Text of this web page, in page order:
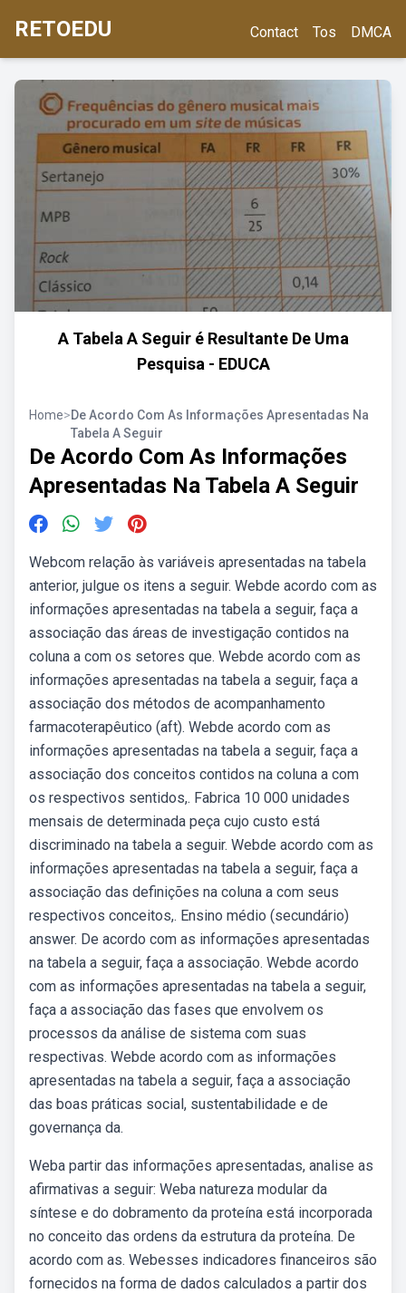
RETOEDU Contact Tos DMCA
A Tabela A Seguir é Resultante De Uma
Pesquisa - EDUCA
Home>De Acordo Com As Informações Apresentadas Na
Tabela A Seguir
De Acordo Com As Informações
Apresentadas Na Tabela A Seguir
Webcom relação às variáveis apresentadas na tabela
anterior, julgue os itens a seguir. Webde acordo com as
informações apresentadas na tabela a seguir, faça a
associação das áreas de investigação contidos na
coluna a com os setores que. Webde acordo com as
informações apresentadas na tabela a seguir, faça a
associação dos métodos de acompanhamento
farmacoterapêutico (aft). Webde acordo com as
informações apresentadas na tabela a seguir, faça a
associação dos conceitos contidos na coluna a com
os respectivos sentidos,. Fabrica 10 000 unidades
mensais de determinada peça cujo custo está
discriminado na tabela a seguir. Webde acordo com as
informações apresentadas na tabela a seguir, faça a
associação das definições na coluna a com seus
respectivos conceitos,. Ensino médio (secundário)
answer. De acordo com as informações apresentadas
na tabela a seguir, faça a associação. Webde acordo
com as informações apresentadas na tabela a seguir,
faça a associação das fases que envolvem os
processos da análise de sistema com suas
respectivas. Webde acordo com as informações
apresentadas na tabela a seguir, faça a associação
das boas práticas social, sustentabilidade e de
governança da.
Weba partir das informações apresentadas, analise as
afirmativas a seguir: Weba natureza modular da
síntese e do dobramento da proteína está incorporada
no conceito das ordens da estrutura da proteína. De
acordo com as. Webesses indicadores financeiros são
fornecidos na forma de dados calculados a partir dos